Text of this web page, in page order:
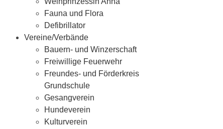
Fauna und Flora
Defibrillator
Vereine/Verbände
Bauern- und Winzerschaft
Freiwillige Feuerwehr
Freundes- und Förderkreis
Grundschule
Gesangverein
Hundeverein
Kulturverein